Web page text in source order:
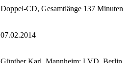
Doppel-CD, Gesamtlänge 137 Minuten
07.02.2014
Günther Karl, Mannheim; LVD, Berlin